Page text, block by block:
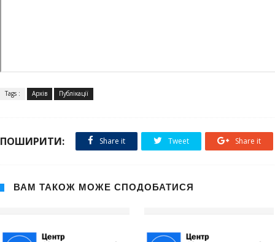
Tags : Архів Публікації
ПОШИРИТИ: Share it Tweet Share it
ВАМ ТАКОЖ МОЖЕ СПОДОБАТИСЯ